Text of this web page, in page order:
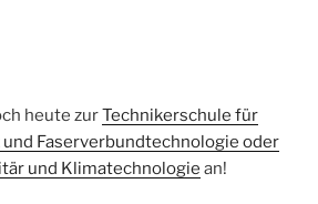
heute zurTechnikerschule für
Faserverbundtechnologie oder
und Klimatechnologie an!